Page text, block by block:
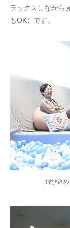
ラックスしながら
もOK）です。
飛び込